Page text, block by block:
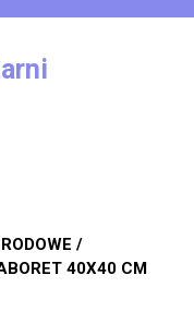
/
40X40 CM